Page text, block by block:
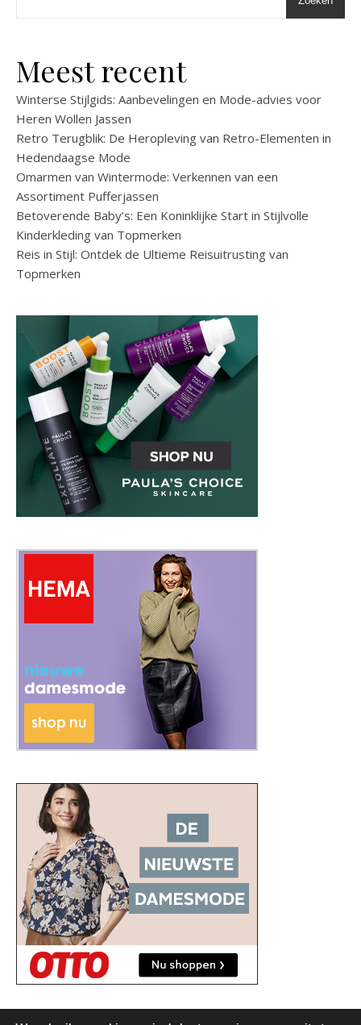
Meest recent
Winterse Stijlgids: Aanbevelingen en Mode-advies voor
Heren Wollen Jassen
Retro Terugblik: De Heropleving van Retro-Elementen in
Hedendaagse Mode
Omarmen van Wintermode: Verkennen van een
Assortiment Pufferjassen
Betoverende Baby’s: Een Koninklijke Start in Stijlvolle
Kinderkleding van Topmerken
Reis in Stijl: Ontdek de Ultieme Reisuitrusting van
Topmerken